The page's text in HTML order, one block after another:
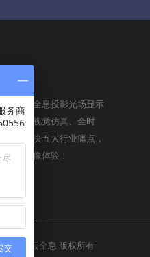
先进的全息投影光场显示
眼，高视觉仿真、全时
一举解决五大行业痛点，
全息影像体验！
盟云全息 版权所有
务商
交